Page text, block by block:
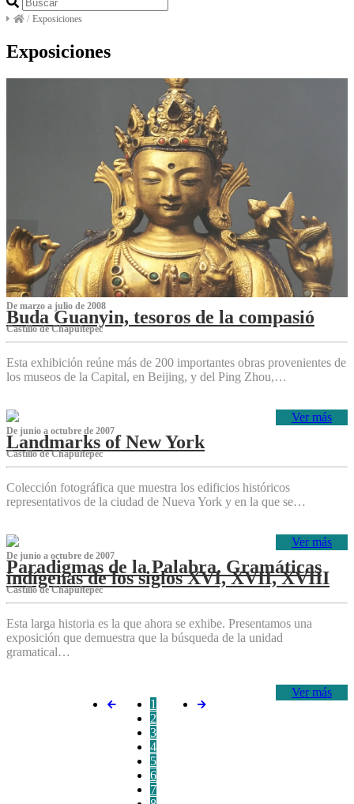
/ Exposiciones
Exposiciones
De marzo a julio de 2008
Buda Guanyin, tesoros de la compasió
Castillo de Chapultepec
Esta exhibición reúne más de 200 importantes obras provenientes de
los museos de la Capital, en Beijing, y del Ping Zhou,…
Ver más
De junio a octubre de 2007
Landmarks of New York
Castillo de Chapultepec
Colección fotográfica que muestra los edificios históricos
representativos de la ciudad de Nueva York y en la que se…
Ver más
De junio a octubre de 2007
Paradigmas de la Palabra. Gramáticas
indígenas de los siglos XVI, XVII, XVIII
Castillo de Chapultepec
Esta larga historia es la que ahora se exhibe. Presentamos una
exposición que demuestra que la búsqueda de la unidad
gramatical…
Ver más
1
2
3
4
5
6
7